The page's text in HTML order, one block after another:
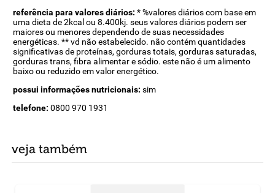
referência para valores diários: * %valores diários com base em
uma dieta de 2kcal ou 8.400kj. seus valores diários podem ser
maiores ou menores dependendo de suas necessidades
energéticas. ** vd não estabelecido. não contém quantidades
significativas de proteínas, gorduras totais, gorduras saturadas,
gorduras trans, fibra alimentar e sódio. este não é um alimento
baixo ou reduzido em valor energético.
possui informações nutricionais: sim
telefone: 0800 970 1931
veja também